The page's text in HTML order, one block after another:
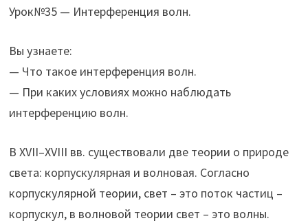
Урок№35 — Интерференция волн.
Вы узнаете:
— Что такое интерференция волн.
— При каких условиях можно наблюдать
интерференцию волн.
В XVII–XVIII вв. существовали две теории о природе
света: корпускулярная и волновая. Согласно
корпускулярной теории, свет – это поток частиц –
корпускул, в волновой теории свет – это волны.